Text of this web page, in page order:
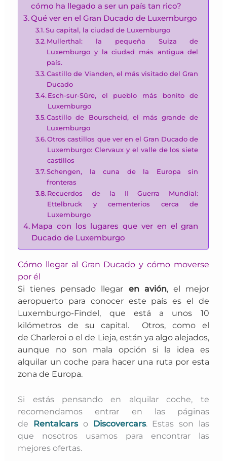
cómo ha llegado a ser un país tan rico?
Qué ver en el Gran Ducado de Luxemburgo
Su capital, la ciudad de Luxemburgo
Mullerthal: la pequeña Suiza de
Luxemburgo y la ciudad más antigua del
país.
Castillo de Vianden, el más visitado del Gran
Ducado
Esch-sur-Sûre, el pueblo más bonito de
Luxemburgo
Castillo de Bourscheid, el más grande de
Luxemburgo
Otros castillos que ver en el Gran Ducado de
Luxemburgo: Clervaux y el valle de los siete
castillos
Schengen, la cuna de la Europa sin
fronteras
Recuerdos de la II Guerra Mundial:
Ettelbruck y cementerios cerca de
Luxemburgo
Mapa con los lugares que ver en el gran
Ducado de Luxemburgo
Cómo llegar al Gran Ducado y cómo moverse
por él
Si tienes pensado llegar en avión, el mejor
aeropuerto para conocer este país es el de
Luxemburgo-Findel, que está a unos 10
kilómetros de su capital. Otros, como el
deCharleroi o el de Lieja, están ya algo alejados,
aunque no son mala opción si la idea es
alquilar un coche para hacer una ruta por esta
zona de Europa.
Si estás pensando en alquilar coche, te
recomendamos entrar en las páginas
de Rentalcars o Discovercars. Estas son las
que nosotros usamos para encontrar las
mejores ofertas.